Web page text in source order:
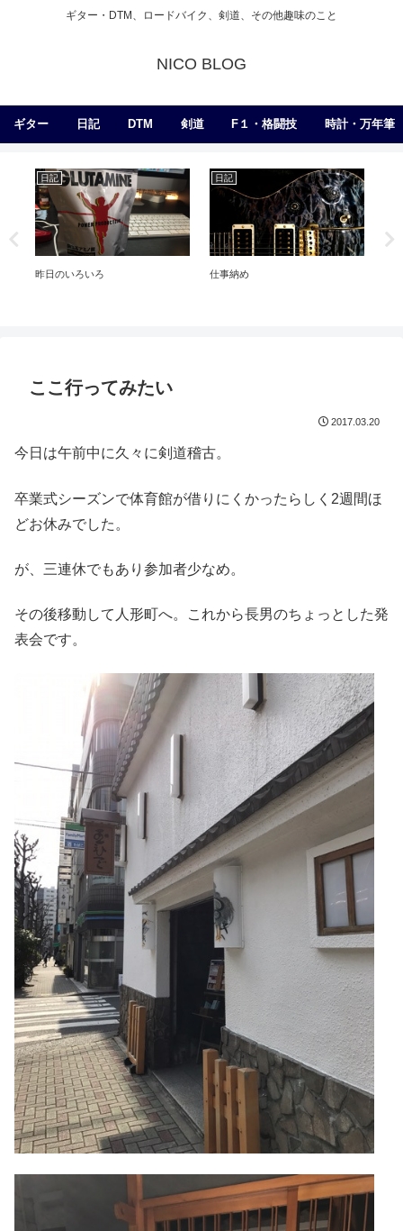
ギター・DTM、ロードバイク、剣道、その他趣味のこと
NICO BLOG
ギター 日記 DTM 剣道 F１・格闘技 時計・万年筆
日記
昨日のいろいろ
日記
仕事納め
ここ行ってみたい
2017.03.20
今日は午前中に久々に剣道稽古。
卒業式シーズンで体育館が借りにくかったらしく2週間ほ
どお休みでした。
が、三連休でもあり参加者少なめ。
その後移動して人形町へ。これから長男のちょっとした発
表会です。